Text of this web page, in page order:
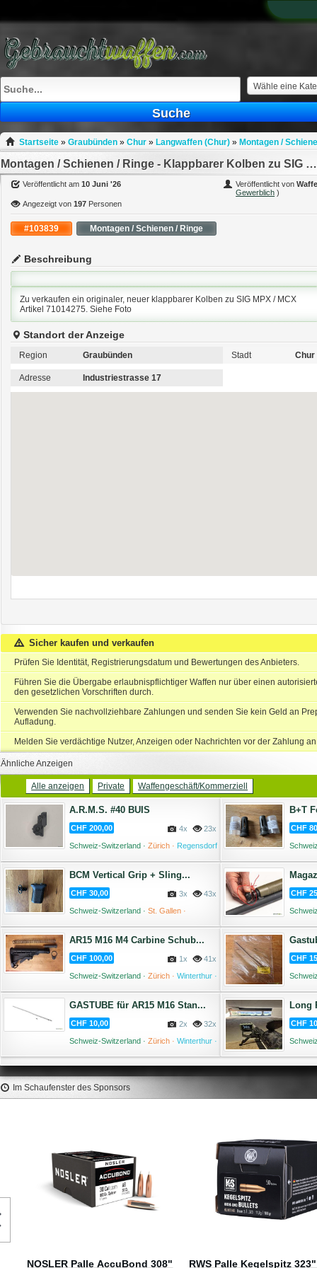
sell
What
to
buy
Stuff
Fill
Wähle eine
Suche
Startseite» Graubünden» Chur» Langwaffen (Chur)» Montagen /
Montagen / Schienen / Ringe - Klappbarer Kolben zu SIG MPX / MCX
Veröffentlicht am10 Juni '26 Veröffentlicht von
Gewerblich )
Angezeigt von197 Personen
#103839 Montagen / Schienen / Ringe
Beschreibung
Zu verkaufen ein originaler, neuer klappbarer Kolben zu SIG MPX / MCX
Artikel 71014275. Siehe Foto
Standort der Anzeige
Region Graubünden Stadt Chur
Adresse Industriestrasse 17
Sicher kaufen und verkaufen
Prüfen Sie Identität, Registrierungsdatum und Bewertungen des Anbieters.
Führen Sie die Übergabe erlaubnispflichtiger Waffen nur über einen
den gesetzlichen Vorschriften durch.
Verwenden Sie nachvollziehbare Zahlungen und senden Sie kein Geld an
Aufladung.
Melden Sie verdächtige Nutzer, Anzeigen oder Nachrichten vor der Zahlung
Ähnliche Anzeigen
Alle anzeigen Private Waffengeschäft/Kommerziell
A.R.M.S. #40 BUIS
CHF 200,00 23x
4x
Schweiz-Switzerland · Zürich · Regensdorf
B+T
CHF
BCM Vertical Grip + Sling...
CHF 30,00 43x
3x
Schweiz-Switzerland · St. Gallen ·
CHF
AR15 M16 M4 Carbine Schub...
CHF 100,00 41x
1x
Schweiz-Switzerland · Zürich · Winterthur ·
CHF
GASTUBE für AR15 M16 Stan...
CHF 10,00 32x
2x
Schweiz-Switzerland · Zürich · Winterthur ·
Long
CHF
Im Schaufenster des Sponsors
180gr
SIERRA Palle MatchKing 264"
NOSLER Palle